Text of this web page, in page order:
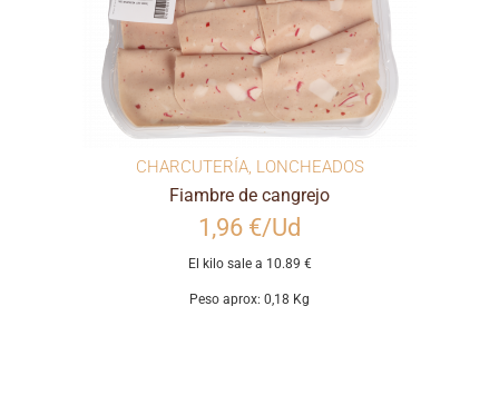
CHARCUTERÍA, LONCHEADOS
Fiambre de cangrejo
1,96 €/Ud
El kilo sale a 10.89 €
Peso aprox: 0,18 Kg